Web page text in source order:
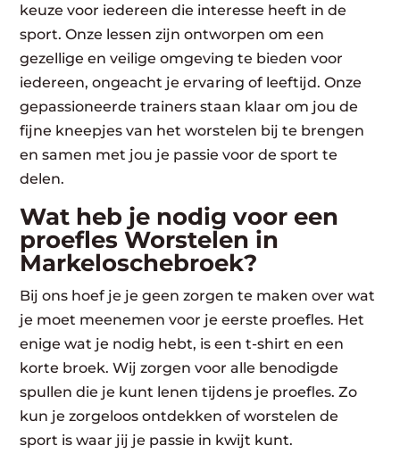
keuze voor iedereen die interesse heeft in de
sport. Onze lessen zijn ontworpen om een
gezellige en veilige omgeving te bieden voor
iedereen, ongeacht je ervaring of leeftijd. Onze
gepassioneerde trainers staan klaar om jou de
fijne kneepjes van het worstelen bij te brengen
en samen met jou je passie voor de sport te
delen.
Wat heb je nodig voor een
proefles Worstelen in
Markeloschebroek?
Bij ons hoef je je geen zorgen te maken over wat
je moet meenemen voor je eerste proefles. Het
enige wat je nodig hebt, is een t-shirt en een
korte broek. Wij zorgen voor alle benodigde
spullen die je kunt lenen tijdens je proefles. Zo
kun je zorgeloos ontdekken of worstelen de
sport is waar jij je passie in kwijt kunt.